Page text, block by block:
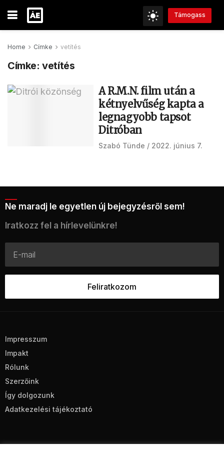
Támogass
Home Címke vetítés
Címke:vetítés
A R.M.N. film után a
kétnyelvűség kapta a
legnagyobb tapsot
Ditróban
Szabó Tünde 2022. június 7.
Ne maradj le egyetlen új bejegyzésről sem!
Iratkozz fel a hírlevelünkre!
Impresszum
Impakt
Rólunk
Szerzőink
Így dolgozunk
Adatkezelési tájékoztató